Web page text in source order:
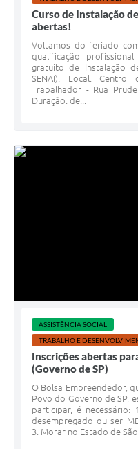
Curso de Instalação
abertas!
Voltamos do feriado
qualificação
gratuito de Instalação
SENAI). Local: Centro
Trabalhador - Rua
Duração: de...
ASSISTÊNCIA SOCIAL
TRABALHO E
Inscrições abertas
(Governo de SP)
O Bolsa Empreendedor,
Povo do Governo de SP,
participar, é necessário:
desempregado ou ser
3. Morar no Estado de